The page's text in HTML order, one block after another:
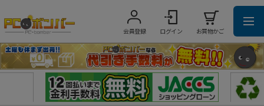
会員登録 ログイン お買物かご